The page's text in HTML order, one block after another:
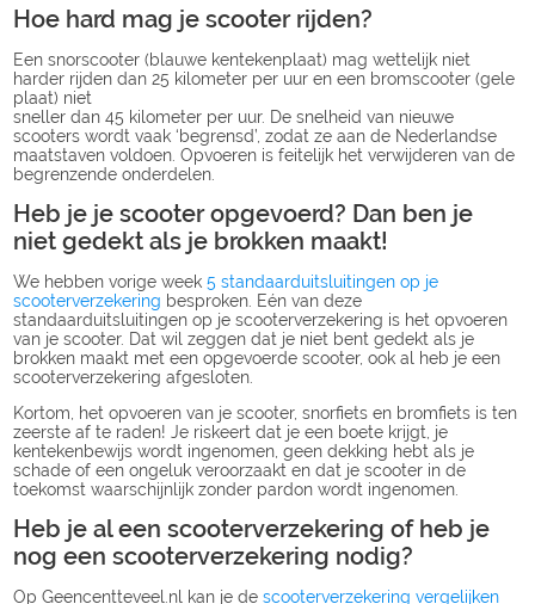
Hoe hard mag je scooter rijden?
Een snorscooter (blauwe kentekenplaat) mag wettelijk niet
harder rijden dan 25 kilometer per uur en een bromscooter (gele
plaat) niet
sneller dan 45 kilometer per uur. De snelheid van nieuwe
scooters wordt vaak ‘begrensd’, zodat ze aan de Nederlandse
maatstaven voldoen. Opvoeren is feitelijk het verwijderen van de
begrenzende onderdelen.
Heb je je scooter opgevoerd? Dan ben je
niet gedekt als je brokken maakt!
We hebben vorige week5 standaarduitsluitingen op je
scooterverzekering besproken. Eén van deze
standaarduitsluitingen op je scooterverzekering is het opvoeren
van je scooter. Dat wil zeggen dat je niet bent gedekt als je
brokken maakt met een opgevoerde scooter, ook al heb je een
scooterverzekering afgesloten.
Kortom, het opvoeren van je scooter, snorfiets en bromfiets is ten
zeerste af te raden! Je riskeert dat je een boete krijgt, je
kentekenbewijs wordt ingenomen, geen dekking hebt als je
schade of een ongeluk veroorzaakt en dat je scooter in de
toekomst waarschijnlijk zonder pardon wordt ingenomen.
Heb je al een scooterverzekering of heb je
nog een scooterverzekering nodig?
Op Geencentteveel.nl kan je descooterverzekering vergelijken